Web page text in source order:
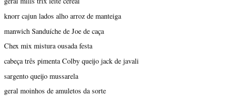
knorr cajun lados alho arroz de manteiga
manwich Sanduíche de Joe de caça
Chex mix mistura ousada festa
cabeça três pimenta Colby queijo jack de javali
sargento queijo mussarela
geral moinhos de amuletos da sorte